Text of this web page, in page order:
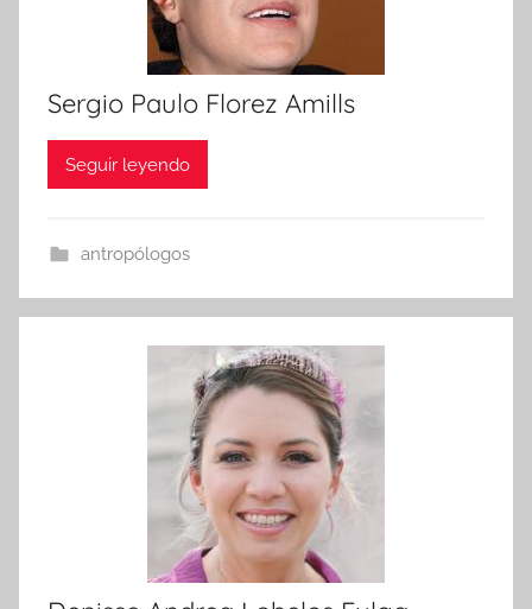
Sergio Paulo Florez Amills
Seguir leyendo
antropólogos